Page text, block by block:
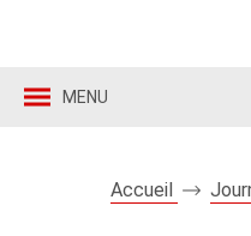
MENU
Accueil